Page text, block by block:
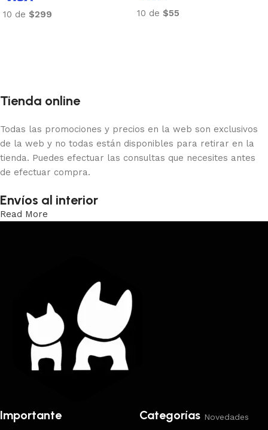
$516
Tienda online
Todas las promociones y precios en la web son exclusivos
de la web y no todas están disponibles para retirar en la
tienda. Puedes efectuar las consultas que necesites antes
de efectuar compra.
Envíos al interior
Read More
Importante Categorías Novedades